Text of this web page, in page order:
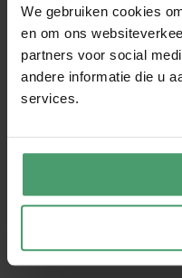
We gebruiken cookies
en om ons
partners voor social
andere informatie die u
services.